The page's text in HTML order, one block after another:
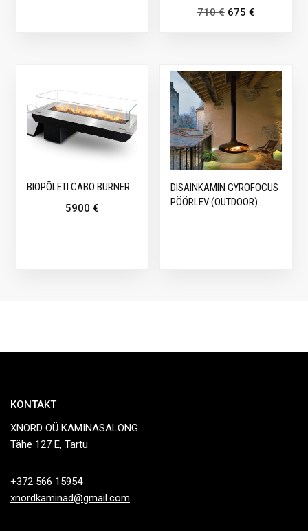
710€ 675 €
BIOPÕLETI CABO BURNER
5900 €
DISAINKAMIN GYROFOCUS
PÖÖRLEV (OUTDOOR)
KONTAKT
XNORD OÜ KAMINASALONG
Tähe 127 E, Tartu
+372 566 15954
xnordkaminad@gmail.com